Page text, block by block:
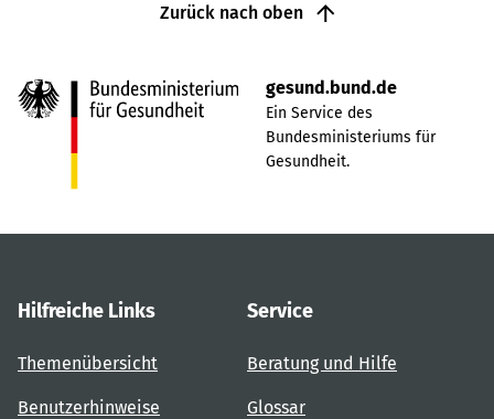
Zurück nach oben
gesund.bund.de
Ein Service des
Bundesministeriums für
Gesundheit.
Hilfreiche Links
Themenübersicht
Benutzerhinweise
Service
Beratung und Hilfe
Glossar